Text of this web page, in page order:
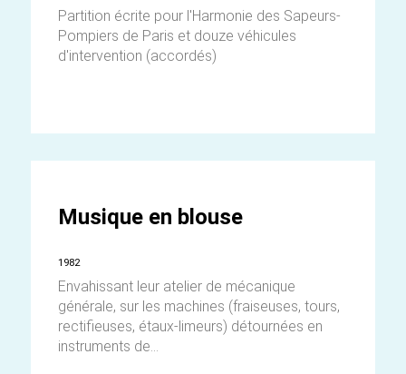
Partition écrite pour l'Harmonie des Sapeurs-
Pompiers de Paris et douze véhicules
d'intervention (accordés)
Musique en blouse
1982
Envahissant leur atelier de mécanique
générale, sur les machines (fraiseuses, tours,
rectifieuses, étaux-limeurs) détournées en
instruments de...